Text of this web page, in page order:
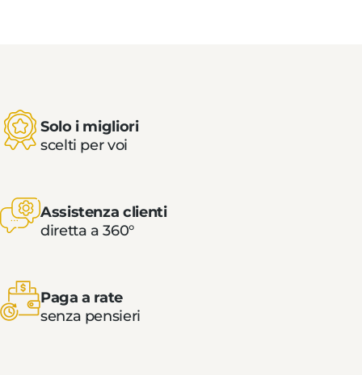
Solo i migliori
scelti per voi
Assistenza clienti
diretta a 360°
Paga a rate
senza pensieri